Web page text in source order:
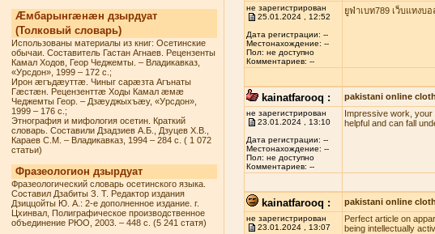
Æмбарынгæнæн дзырдуат
(Толковый словарь)
Использованы материалы из книг: Осетинские
обычаи. Составитель Гастан Агнаев. Рецензенты
Камал Ходов, Геор Чеджемты. – Владикавказ,
«Урсдон», 1999 – 172 с.;
Ирон æгъдæуттæ. Чиныг сарæзта Агънаты
Гæстæн. Рецензенттæ Ходы Камал æмæ
Чеджемты Геор. – Дзæуджыхъæу, «Урсдон»,
1999 – 176 с.;
Этнография и мифология осетин. Краткий
словарь. Составили Дзадзиев А.Б., Дзуцев Х.В.,
Караев С.М. – Владикавказ, 1994 – 284 с. ( 1 072
статьи)
Фразеологион дзырдуат
Фразеологический словарь осетинского языка.
Составил Дзабиты З. Т. Редактор издания
Дзиццойты Ю. А.: 2-е дополненное издание. г.
Цхинвал, Полиграфическое производственное
объединение РЮО, 2003. – 448 с. (5 241 статя)
не зарегистрирован
25.01.2024 , 12:52
Дата регистрации: --
Местонахождение: --
Пол: не доступно
Комментариев: --
ยูฟ่าเบท789 เว็บแทง
kainatfarooq : pakistani online
не зарегистрирован
23.01.2024 , 13:10
Дата регистрации: --
Местонахождение: --
Пол: не доступно
Комментариев: --
Impressive work, your
helpful and can fall
kainatfarooq : pakistani online
не зарегистрирован
23.01.2024 , 13:07
Perfect article on
being intellectually